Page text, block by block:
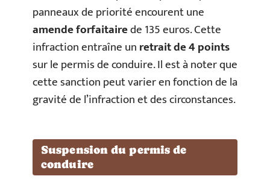
panneaux de priorité encourent une
amende forfaitairede 135 euros. Cette
infraction entraîne unretrait de 4 points
sur le permis de conduire. Il est à noter que
cette sanction peut varier en fonction de la
gravité de l’infraction et des circonstances.
Suspension du permis de
conduire